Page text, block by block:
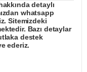
detaylı
whatsapp
Sitemizdeki
Bazı detaylar
destek
ederiz.